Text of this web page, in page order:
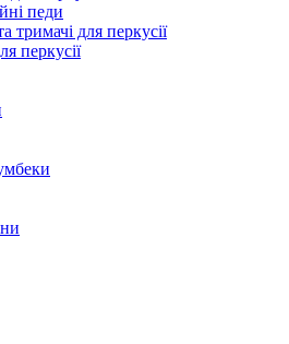
педи
тримачі для перкусії
перкусії